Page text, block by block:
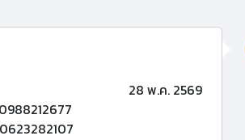
28 พ.ค. 2569